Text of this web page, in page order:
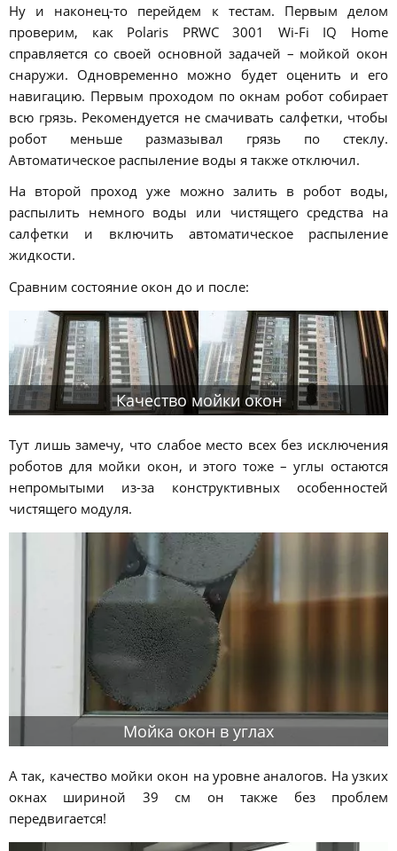
Ну и наконец-то перейдем к тестам. Первым делом
проверим, как Polaris PRWC 3001 Wi-Fi IQ Home
справляется со своей основной задачей – мойкой окон
снаружи. Одновременно можно будет оценить и его
навигацию. Первым проходом по окнам робот собирает
всю грязь. Рекомендуется не смачивать салфетки, чтобы
робот меньше размазывал грязь по стеклу.
Автоматическое распыление воды я также отключил.
На второй проход уже можно залить в робот воды,
распылить немного воды или чистящего средства на
салфетки и включить автоматическое распыление
жидкости.
Сравним состояние окон до и после:
Качество мойки окон
Тут лишь замечу, что слабое место всех без исключения
роботов для мойки окон, и этого тоже – углы остаются
непромытыми из-за конструктивных особенностей
чистящего модуля.
Мойка окон в углах
А так, качество мойки окон на уровне аналогов. На узких
окнах шириной 39 см он также без проблем
передвигается!